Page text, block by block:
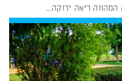
ריאה ירוקה...